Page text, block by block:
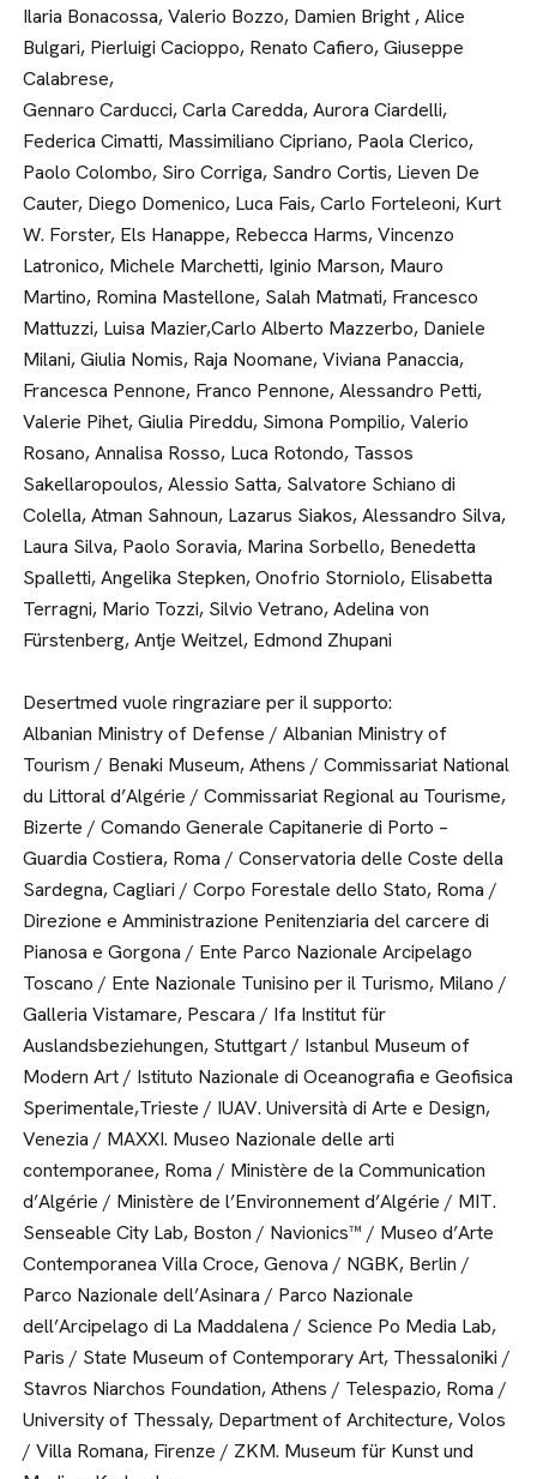
Ilaria Bonacossa, Valerio Bozzo, Damien Bright , Alice
Bulgari, Pierluigi Cacioppo, Renato Cafiero, Giuseppe
Calabrese,
Gennaro Carducci, Carla Caredda, Aurora Ciardelli,
Federica Cimatti, Massimiliano Cipriano, Paola Clerico,
Paolo Colombo, Siro Corriga, Sandro Cortis, Lieven De
Cauter, Diego Domenico, Luca Fais, Carlo Forteleoni, Kurt
W. Forster, Els Hanappe, Rebecca Harms, Vincenzo
Latronico, Michele Marchetti, Iginio Marson, Mauro
Martino, Romina Mastellone, Salah Matmati, Francesco
Mattuzzi, Luisa Mazier,Carlo Alberto Mazzerbo, Daniele
Milani, Giulia Nomis, Raja Noomane, Viviana Panaccia,
Francesca Pennone, Franco Pennone, Alessandro Petti,
Valerie Pihet, Giulia Pireddu, Simona Pompilio, Valerio
Rosano, Annalisa Rosso, Luca Rotondo, Tassos
Sakellaropoulos, Alessio Satta, Salvatore Schiano di
Colella, Atman Sahnoun, Lazarus Siakos, Alessandro Silva,
Laura Silva, Paolo Soravia, Marina Sorbello, Benedetta
Spalletti, Angelika Stepken, Onofrio Storniolo, Elisabetta
Terragni, Mario Tozzi, Silvio Vetrano, Adelina von
Fürstenberg, Antje Weitzel, Edmond Zhupani
Desertmed vuole ringraziare per il supporto:
Albanian Ministry of Defense / Albanian Ministry of
Tourism / Benaki Museum, Athens / Commissariat National
du Littoral d’Algérie / Commissariat Regional au Tourisme,
Bizerte / Comando Generale Capitanerie di Porto –
Guardia Costiera, Roma / Conservatoria delle Coste della
Sardegna, Cagliari / Corpo Forestale dello Stato, Roma /
Direzione e Amministrazione Penitenziaria del carcere di
Pianosa e Gorgona / Ente Parco Nazionale Arcipelago
Toscano / Ente Nazionale Tunisino per il Turismo, Milano /
Galleria Vistamare, Pescara / Ifa Institut für
Auslandsbeziehungen, Stuttgart / Istanbul Museum of
Modern Art / Istituto Nazionale di Oceanografia e Geofisica
Sperimentale,Trieste / IUAV. Università di Arte e Design,
Venezia / MAXXI. Museo Nazionale delle arti
contemporanee, Roma / Ministère de la Communication
d’Algérie / Ministère de l’Environnement d’Algérie / MIT.
Senseable City Lab, Boston / Navionics™ / Museo d’Arte
Contemporanea Villa Croce, Genova / NGBK, Berlin /
Parco Nazionale dell’Asinara / Parco Nazionale
dell’Arcipelago di La Maddalena / Science Po Media Lab,
Paris / State Museum of Contemporary Art, Thessaloniki /
Stavros Niarchos Foundation, Athens / Telespazio, Roma /
University of Thessaly, Department of Architecture, Volos
/ Villa Romana, Firenze / ZKM. Museum für Kunst und